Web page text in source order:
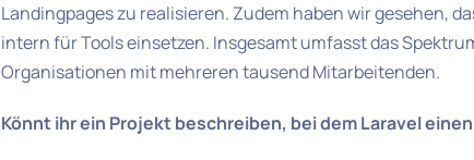
Landingpages zu realisieren. Zudem haben wir gesehen,
intern für Tools einsetzen. Insgesamt umfasst das
Organisationen mit mehreren tausend Mitarbeitenden.
Könnt ihr ein Projekt beschreiben, bei dem Laravel